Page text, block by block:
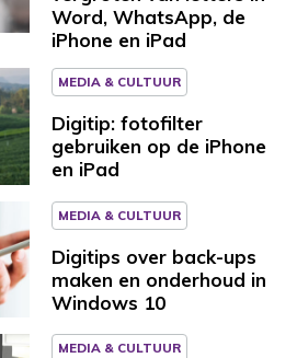
Word, WhatsApp, de
iPhone en iPad
MEDIA & CULTUUR
Digitip: fotofilter
gebruiken op de iPhone
en iPad
MEDIA & CULTUUR
Digitips over back-ups
maken en onderhoud in
Windows 10
MEDIA & CULTUUR